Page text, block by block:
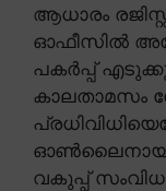
ആധാരം
ഓഫീസിൽ
പകർപ്പ്
കാലതാമസം
ഓൺലൈനായി
വകുപ്പ്